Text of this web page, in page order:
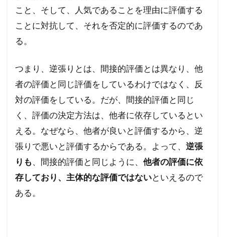
こと、そして、人気であることを理由に評価する
ことに対抗して、それを否定的に評価するのであ
る。
つまり、逆張りとは、間接的評価とは異なり、他
者の評価と同じ評価をしているわけではなく、反
対の評価をしている。だが、間接的評価と同じ
く、評価の決定方法は、他者に依存しているとい
える。なぜなら、他者が良いと評価するから、逆
張りで悪いと評価するからである。よって、 逆張
りも 、間接的評価と同じように、 他者の評価に依
存しており、主体的な評価ではないといえるので
ある。